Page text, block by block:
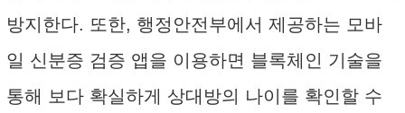
방지한다. 또한, 행정안전부에서 제공하는 모바
일 신분증 검증 앱을 이용하면 블록체인 기술을
통해 보다 확실하게 상대방의 나이를 확인할 수